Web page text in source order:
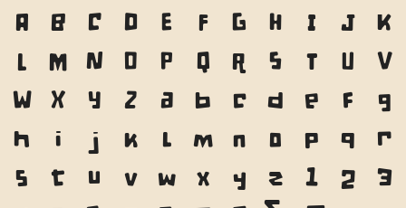
A B C D E F G H I J K
L M N O P Q R S T U
V
W X Y Z a b c d e f
g
h
i j k l m n o p q r
s
t u v w x y z 1 2 3